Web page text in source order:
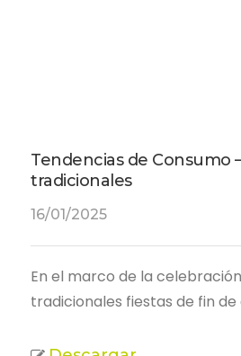
Tendencias de Consumo
tradicionales
16/01/2025
En el marco de la
tradicionales fiestas de fin de